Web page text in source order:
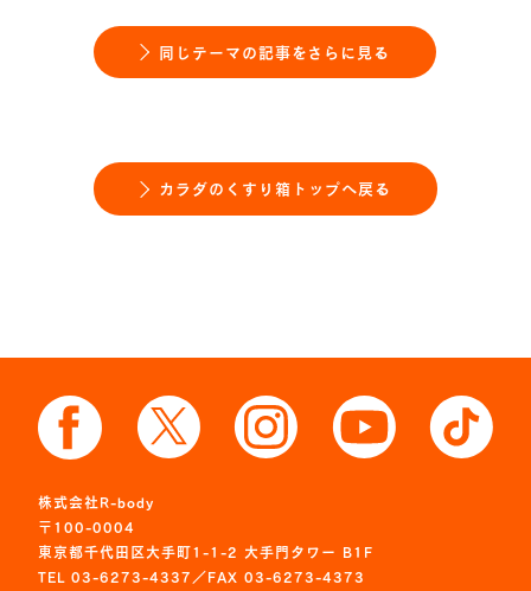
同じテーマの記事をさらに見る
カラダのくすり箱トップへ戻る
株式会社R-body
〒100-0004
東京都千代田区大手町1-1-2 大手門タワー B1F
TEL 03-6273-4337／FAX 03-6273-4373